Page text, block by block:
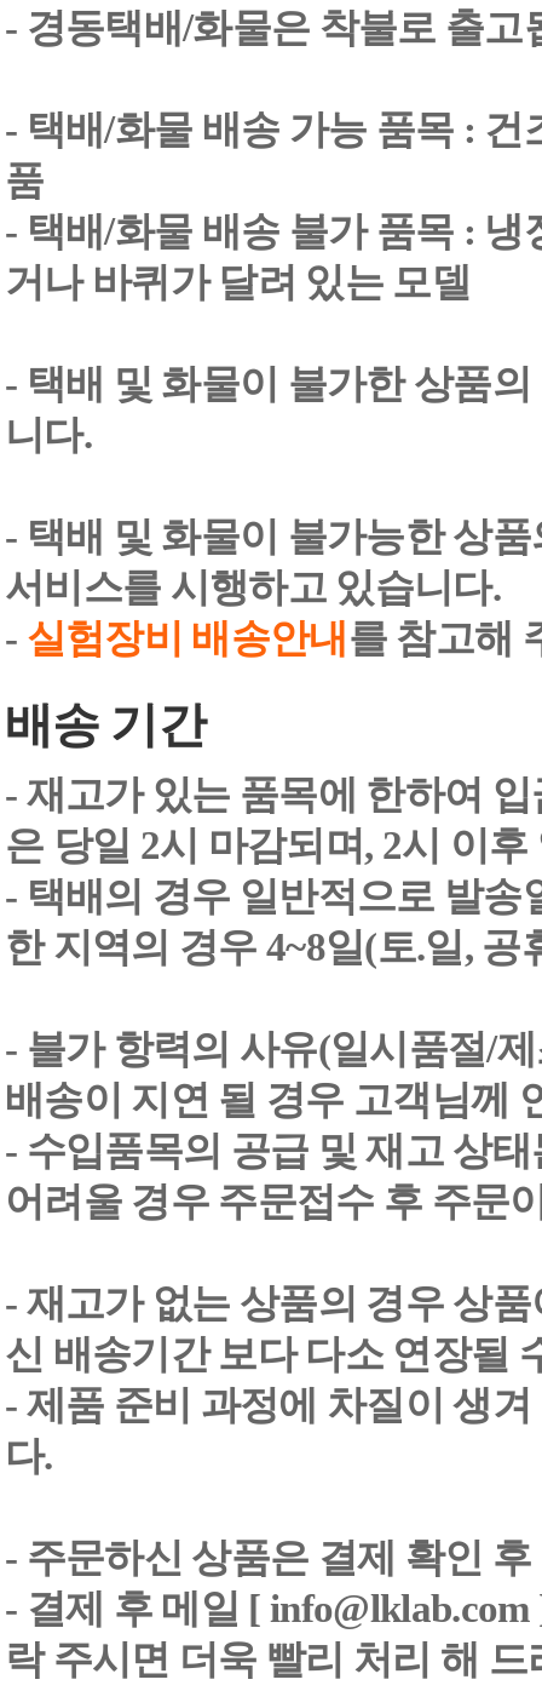
- 경동택배/화물은 착불로 출고
- 택배/화물 배송 가능 품목 :
품
- 택배/화물 배송 불가 품목 :
거나 바퀴가 달려 있는 모델
- 택배 및 화물이 불가한 상품
니다.
- 택배 및 화물이 불가능한 상
서비스를 시행하고 있습니다.
- 실험장비 배송안내 를 참고해
배송 기간
- 재고가 있는 품목에 한하여
은 당일 2시 마감되며, 2시 이
- 택배의 경우 일반적으로 발송
한 지역의 경우 4~8일(토.일,
- 불가 항력의 사유(일시품절/
배송이 지연 될 경우 고객님께
- 수입품목의 공급 및 재고 상
어려울 경우 주문접수 후 주문
- 재고가 없는 상품의 경우 상
신 배송기간 보다 다소 연장될
- 제품 준비 과정에 차질이 생
다.
- 주문하신 상품은 결제 확인
- 결제 후 메일 [
락 주시면 더욱 빨리 처리 해